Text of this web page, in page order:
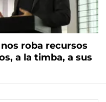
roba recursos
a la timba, a sus